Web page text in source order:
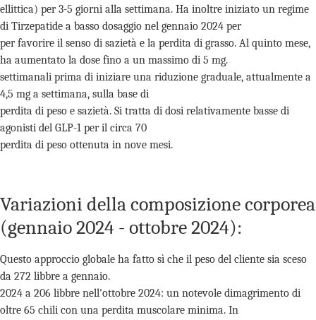
ellittica) per 3-5 giorni alla settimana. Ha inoltre iniziato un regime
di Tirzepatide a basso dosaggio nel gennaio 2024 per
per favorire il senso di sazietà e la perdita di grasso. Al quinto mese,
ha aumentato la dose fino a un massimo di 5 mg.
settimanali prima di iniziare una riduzione graduale, attualmente a
4,5 mg a settimana, sulla base di
perdita di peso e sazietà. Si tratta di dosi relativamente basse di
agonisti del GLP-1 per il circa 70
perdita di peso ottenuta in nove mesi.
Variazioni della composizione corporea
(gennaio 2024 - ottobre 2024):
Questo approccio globale ha fatto sì che il peso del cliente sia sceso
da 272 libbre a gennaio.
2024 a 206 libbre nell'ottobre 2024: un notevole dimagrimento di
oltre 65 chili con una perdita muscolare minima. In